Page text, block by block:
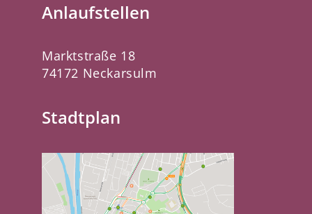
Anlaufstellen
Marktstraße 18
74172 Neckarsulm
Stadtplan